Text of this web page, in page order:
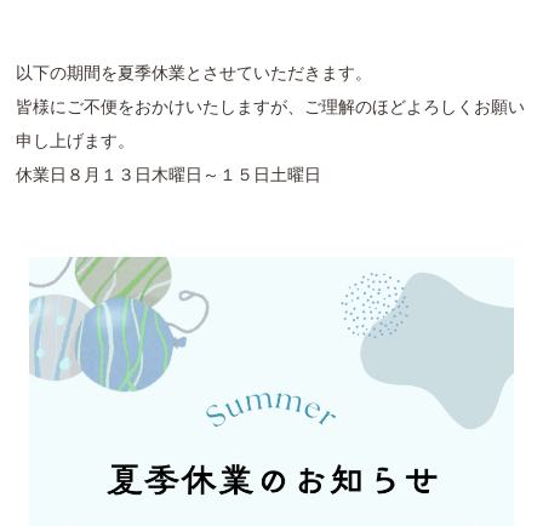
以下の期間を夏季休業とさせていただきます。
皆様にご不便をおかけいたしますが、ご理解のほどよろしくお願い
申し上げます。
休業日８月１３日木曜日～１５日土曜日